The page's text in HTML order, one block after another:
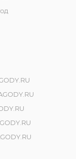
Федерация,
р-он, д.
пом. 2.